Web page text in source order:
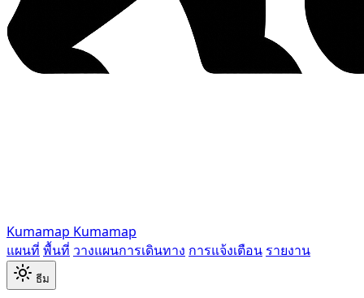
Kumamap Kumamap
แผนที่ พื้นที่ วางแผนการเดินทาง การแจ้งเตือน รายงาน
ธีม